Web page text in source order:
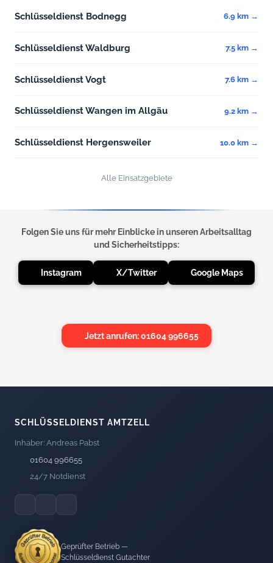
Schlüsseldienst Bodnegg 6.9 km →
Schlüsseldienst Waldburg 7.5 km →
Schlüsseldienst Vogt 7.6 km →
Schlüsseldienst Wangen im Allgäu 9.2 km →
Schlüsseldienst Hergensweiler 10.0 km →
Alle Einsatzgebiete
Folgen Sie uns für mehr Einblicke in unseren Arbeitsalltag
und Sicherheitstipps:
Instagram X/Twitter Google Maps
Jetzt anrufen: 01604 996655
SCHLÜSSELDIENST AMTZELL
Inhaber: Andreas Pabst
01604 996655
24/7 Notdienst
Geprüfter Betrieb —
Schlüsseldienst Gutachter